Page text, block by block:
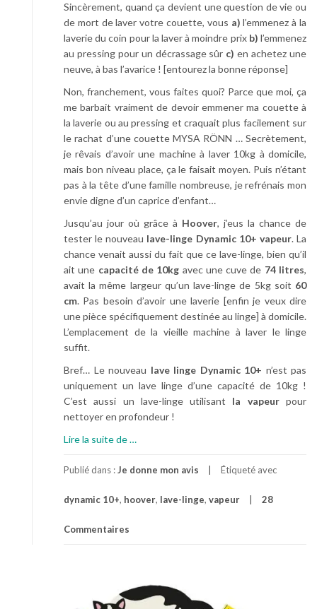
Sincèrement, quand ça devient une question de vie ou
de mort de laver votre couette, vous a) l’emmenez à la
laverie du coin pour la laver à moindre prix b)l’emmenez
au pressing pour un décrassage sûr c) en achetez une
neuve, à bas l’avarice ! [entourez la bonne réponse]
Non, franchement, vous faites quoi? Parce que moi, ça
me barbait vraiment de devoir emmener ma couette à
la laverie ou au pressing et craquait plus facilement sur
le rachat d’une couette MYSA RÖNN … Secrètement,
je rêvais d’avoir une machine à laver 10kg à domicile,
mais bon niveau place, ça le faisait moyen. Puis n’étant
pas à la tête d’une famille nombreuse, je refrénais mon
envie digne d’un caprice d’enfant…
Jusqu’au jour où grâce à Hoover, j’eus la chance de
tester le nouveau lave-linge Dynamic 10+ vapeur. La
chance venait aussi du fait que ce lave-linge, bien qu’il
ait une capacité de 10kg avec une cuve de 74 litres,
avait la même largeur qu’un lave-linge de 5kg soit 60
cm. Pas besoin d’avoir une laverie [enfin je veux dire
une pièce spécifiquement destinée au linge] à domicile.
L’emplacement de la vieille machine à laver le linge
suffit.
Bref… Le nouveau lave linge Dynamic 10+ n’est pas
uniquement un lave linge d’une capacité de 10kg !
C’est aussi un lave-linge utilisant la vapeurpour
nettoyer en profondeur !
Lire la suite deà
r
p
…
Publié dans :Je donne mon avis Étiqueté avec
dynamic 10+, hoover, lave-linge, vapeur 28
Commentaires